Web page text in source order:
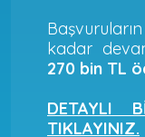
Başvuruların
kadar
270 bin TL
DETAYLI
TIKLAYINIZ.